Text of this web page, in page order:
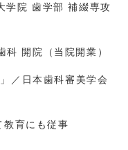
学院 歯学部 補綴専攻
開院（当院開業）
／日本歯科審美学会
教育にも従事